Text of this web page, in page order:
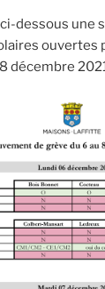
dessous une
ouvertes
décembre